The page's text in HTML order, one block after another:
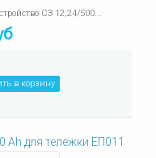
СЗ 12;24/500...
в корзину
Ah для тележки ЕП011